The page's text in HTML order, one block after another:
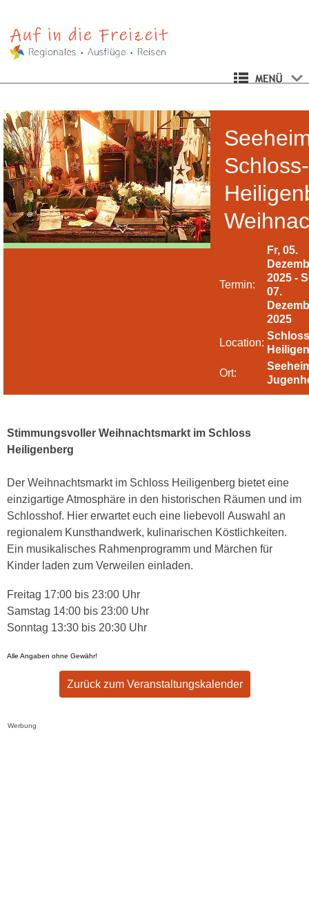
Schloss-
Termin:
Fr, 05.
2025 -
07.
2025
Location:
Schloss
Ort:
Stimmungsvoller Weihnachtsmarkt im Schloss
Heiligenberg
Der Weihnachtsmarkt im Schloss Heiligenberg bietet eine
einzigartige Atmosphäre in den historischen Räumen und im
Schlosshof. Hier erwartet euch eine liebevoll Auswahl an
regionalem Kunsthandwerk, kulinarischen Köstlichkeiten.
Ein musikalisches Rahmenprogramm und Märchen für
Kinder laden zum Verweilen einladen.
Freitag 17:00 bis 23:00 Uhr
Samstag 14:00 bis 23:00 Uhr
Sonntag 13:30 bis 20:30 Uhr
Alle Angaben ohne Gewähr!
Zurück zum Veranstaltungskalender
Werbung